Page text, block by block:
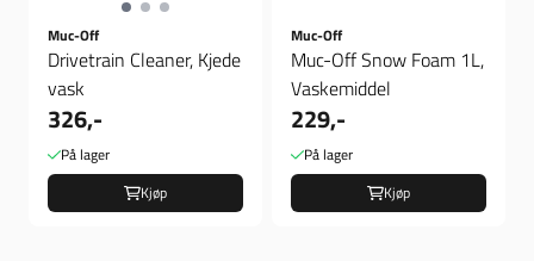
Muc-Off
Drivetrain Cleaner, Kjede
vask
326,-
På lager
Kjøp
Muc-Off
Muc-Off Snow Foam 1L,
Vaskemiddel
229,-
På lager
Kjøp